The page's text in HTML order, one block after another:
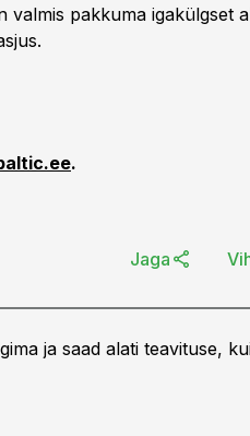
valmis pakkuma igakülgset
.
Jaga
ja saad alati teavituse,